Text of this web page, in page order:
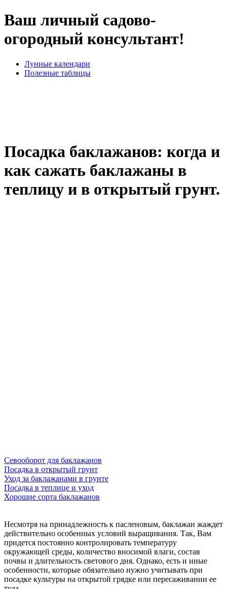
Ваш личный садово-
огородный консультант!
Лунные календари
Полезные таблицы
Посадка баклажанов: когда и
как сажать баклажаны в
теплицу и в открытый грунт.
Севооборот для баклажанов
Посадка в открытый грунт
Уход за баклажанами в грунте
Посадка в теплице и уход
Хорошие сорта баклажанов
Несмотря на принадлежность к пасленовым, баклажан жаждет
действительно особенных условий выращивания. Так, Вам
придется постоянно контролировать температуру
окружающей среды, количество вносимой влаги, состав
почвы и длительность светового дня. Однако, есть и иные
особенности, которые обязательно нужно учитывать при
посадке культуры на открытой грядке или пересаживании ее